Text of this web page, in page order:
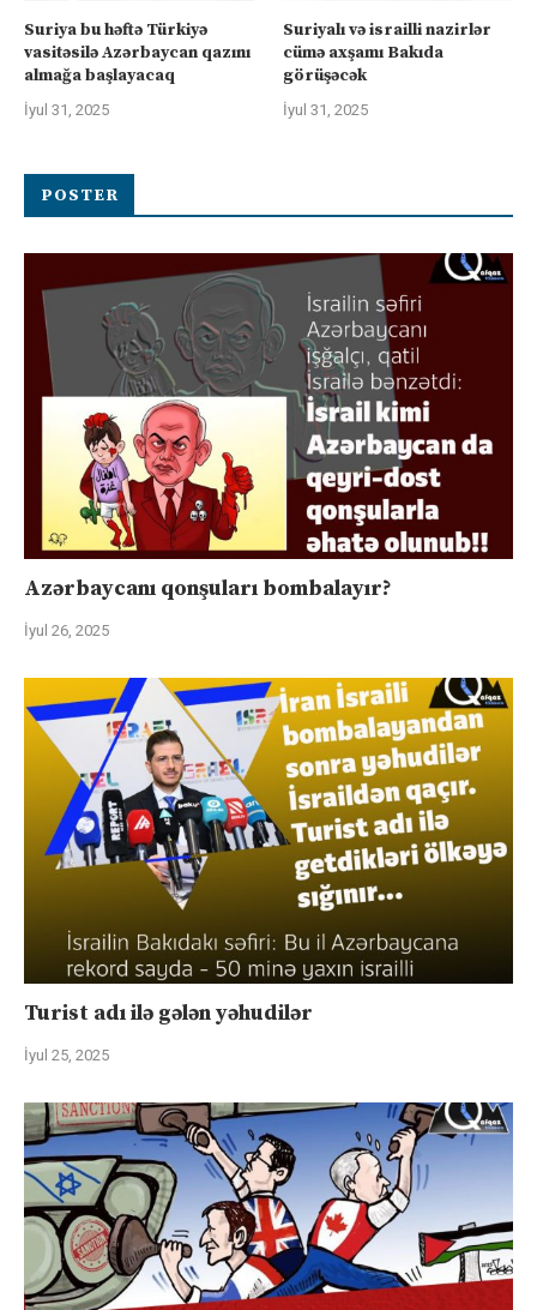
Suriya bu həftə Türkiyə
vasitəsilə Azərbaycan qazını
almağa başlayacaq
İyul 31, 2025
Suriyalı və israilli nazirlər
cümə axşamı Bakıda
görüşəcək
İyul 31, 2025
POSTER
Azərbaycanı qonşuları bombalayır?
İyul 26, 2025
Turist adı ilə gələn yəhudilər
İyul 25, 2025